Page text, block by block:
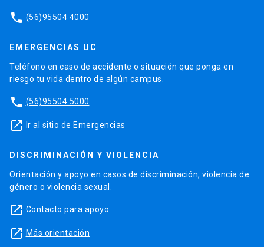
phone (56)95504 4000
EMERGENCIAS UC
Teléfono en caso de accidente o situación que ponga en
riesgo tu vida dentro de algún campus.
phone (56)95504 5000
launch Ir al sitio de Emergencias
DISCRIMINACIÓN Y VIOLENCIA
Orientación y apoyo en casos de discriminación, violencia de
género o violencia sexual.
launch Contacto para apoyo
launch Más orientación